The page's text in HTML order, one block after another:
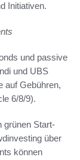
Initiativen.
und passive
und UBS
auf Gebühren,
6/8/9).
grünen Start-
über
können